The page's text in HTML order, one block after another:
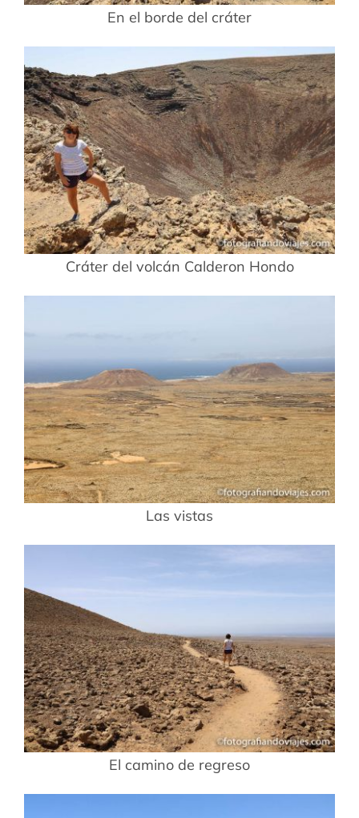
En el borde del cráter
Cráter del volcán Calderon Hondo
Las vistas
El camino de regreso